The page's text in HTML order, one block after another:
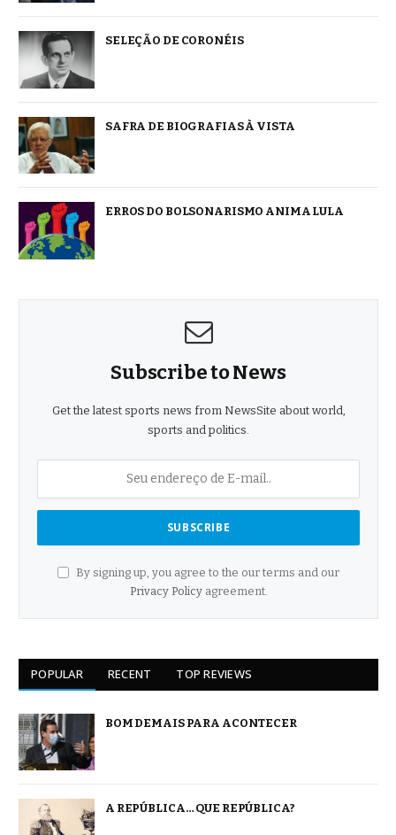
SELEÇÃO DE CORONÉIS
SAFRA DE BIOGRAFIAS À VISTA
ERROS DO BOLSONARISMO ANIMA LULA
Subscribe to News
Get the latest sports news from NewsSite about world,
sports and politics.
By signing up, you agree to the our terms and our
Privacy Policyagreement.
POPULAR RECENT TOP REVIEWS
BOM DEMAIS PARA ACONTECER
A REPÚBLICA… QUE REPÚBLICA?